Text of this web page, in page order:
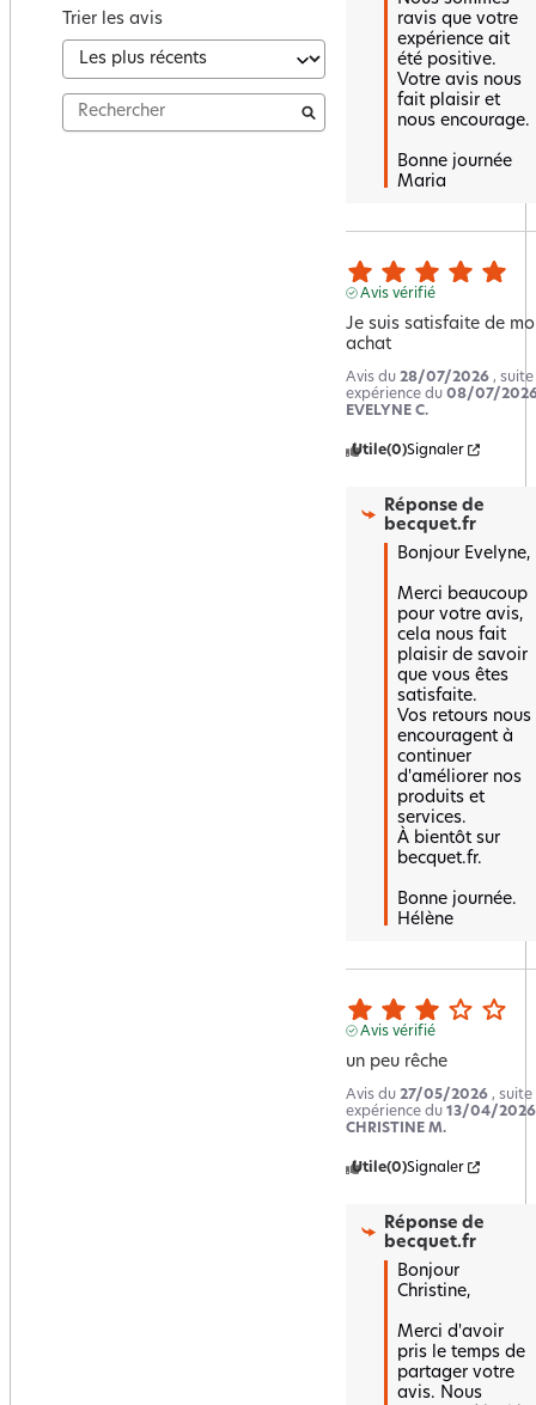
Trier les avis
ravis que votre
expérience ait
été positive.
Votre avis nous
fait plaisir et
nous encourage.
Bonne journée
Maria
Avis vérifié
Je suis satisfaite de
achat
Avis du 28/07/2026 , suite
expérience du 08/07/
EVELYNE C.
Utile(0)Signaler
Réponse de
becquet.fr
Bonjour Evelyne,
Merci beaucoup
pour votre avis,
cela nous fait
plaisir de savoir
que vous êtes
satisfaite.
Vos retours nous
encouragent à
continuer
d'améliorer nos
produits et
services.
À bientôt sur
becquet.fr.
Bonne journée.
Hélène
Avis vérifié
un peu rêche
Avis du 27/05/2026 , suite
expérience du 13/04/2026
CHRISTINE M.
Utile(0)Signaler
Réponse de
becquet.fr
Bonjour
Christine,
Merci d'avoir
pris le temps de
partager votre
avis. Nous